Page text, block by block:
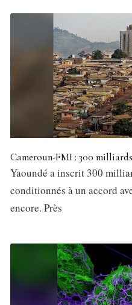
Cameroun-FMI : 300
Yaoundé a inscrit 300
conditionnés à un accord
encore. Près